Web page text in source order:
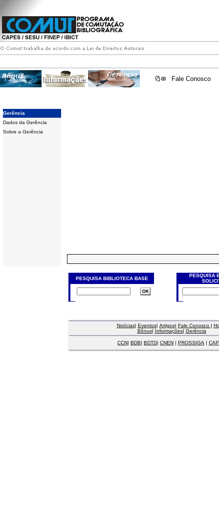
Fale Conosco
Gerência
Dados da Gerência
Sobre a Gerência
PESQUISA BIBLIOTECA BASE
PESQUISA
Notícias| Eventos| Artigos| Fale Conosco |
Bônus| Informações| Gerência
CCN| BDB| BDTD| CNEN | PROSSIGA |